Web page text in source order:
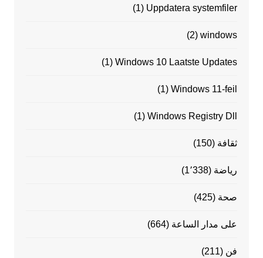
Uppdatera systemfiler
(1)
windows
(2)
Windows 10 Laatste Updates
(1)
Windows 11-feil
(1)
Windows Registry Dll
(1)
ثقافة (150)
رياضة (1٬338)
صحة (425)
على مدار الساعة (664)
فن (211)